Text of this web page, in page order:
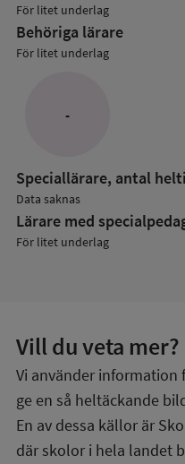
För litet underlag
Behöriga lärare
För litet underlag
-
Speciallärare, antal
Data saknas
Lärare med
För litet underlag
Vill du veta mer?
Vi använder
ge en så heltäckande
En av dessa källor är
där skolor i hela landet